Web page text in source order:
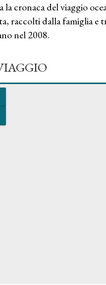
la cronaca del viaggio
raccolti dalla famiglia e
nel 2008.